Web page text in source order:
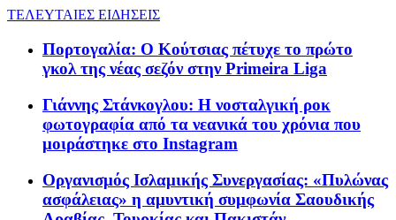
ΤΕΛΕΥΤΑΙΕΣ ΕΙΔΗΣΕΙΣ
Πορτογαλία: Ο Κούτσιας πέτυχε το πρώτο
γκολ της νέας σεζόν στην Primeira Liga
Γιάννης Στάνκογλου: Η νοσταλγική ροκ
φωτογραφία από τα νεανικά του χρόνια που
μοιράστηκε στο Instagram
Οργανισμός Ισλαμικής Συνεργασίας: «Πυλώνας
ασφάλειας» η αμυντική συμφωνία Σαουδικής